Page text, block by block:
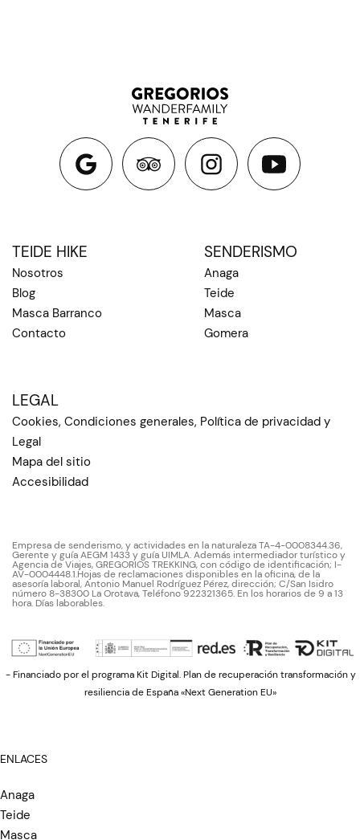
TEIDE HIKE
Nosotros
Blog
Masca Barranco
Contacto
SENDERISMO
Anaga
Teide
Masca
Gomera
LEGAL
Cookies, Condiciones generales, Política de privacidad y
Legal
Mapa del sitio
Accesibilidad
Empresa de senderismo, y actividades en la naturaleza TA-4-0008344.36,
Gerente y guía AEGM 1433 y guía UIMLA. Además intermediador turístico y
Agencia de Viajes, GREGORIOS TREKKING, con código de identificación; I-
AV-0004448.1.Hojas de reclamaciones disponibles en la oficina, de la
asesoría laboral, Antonio Manuel Rodríguez Pérez, dirección; C/San Isidro
número 8-38300 La Orotava, Teléfono 922321365. En los horarios de 9 a 13
hora. Días laborables.
- Financiado por el programa Kit Digital. Plan de recuperación transformación y
resiliencia de España «Next Generation EU»
ENLACES
Anaga
Teide
Masca